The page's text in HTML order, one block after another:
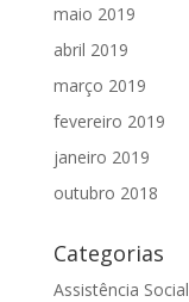
maio 2019
abril 2019
março 2019
fevereiro 2019
janeiro 2019
outubro 2018
Categorias
Assistência Social